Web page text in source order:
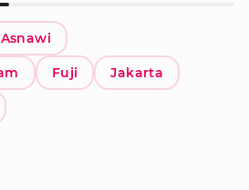
Asnawi
Fuji Jakarta